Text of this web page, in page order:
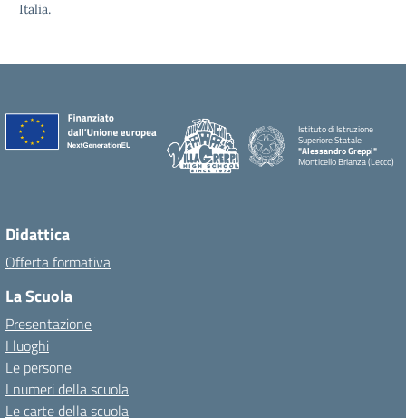
Italia.
Istituto di Istruzione
Superiore Statale
"Alessandro Greppi"
Monticello Brianza (Lecco)
Didattica
Offerta formativa
La Scuola
Presentazione
I luoghi
Le persone
I numeri della scuola
Le carte della scuola